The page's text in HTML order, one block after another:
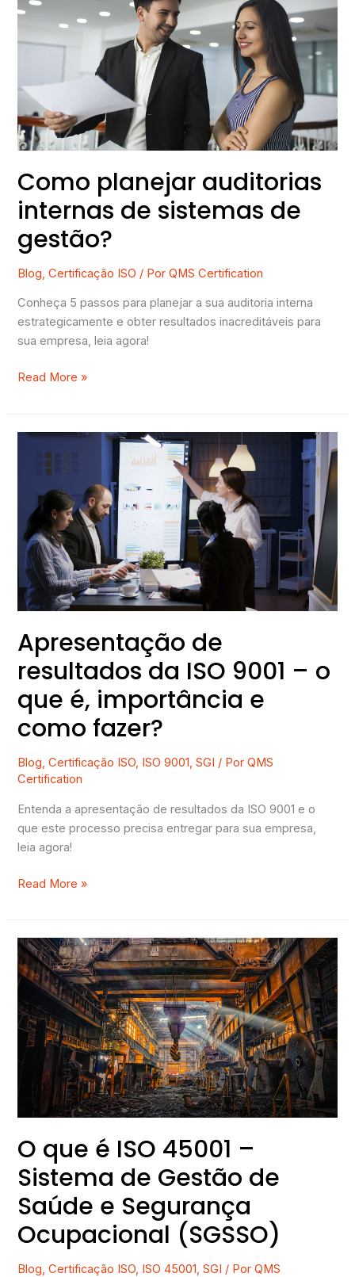
Como planejar auditorias
internas de sistemas de
gestão?
Blog,Certificação ISO / PorQMS Certification
Conheça 5 passos para planejar a sua auditoria interna
estrategicamente e obter resultados inacreditáveis para
sua empresa, leia agora!
auditorias
de
gestão?
Read More »
Apresentação de
resultados da ISO 9001 – o
que é, importância e
como fazer?
Blog,Certificação ISO, ISO 9001,SGI / PorQMS
Certification
Entenda a apresentação de resultados da ISO 9001 e o
que este processo precisa entregar para sua empresa,
leia agora!
Apresentação
resultados
ISO
9001
que
é,
e
como
Read More »
O que é ISO 45001 –
Sistema de Gestão de
Saúde e Segurança
Ocupacional (SGSSO)
Blog,Certificação ISO, ISO 45001,SGI / PorQMS
O
que
é
ISO
45001
Sistema
Gestão
de
e
Segurança
Ocupacional
(SGSSO)